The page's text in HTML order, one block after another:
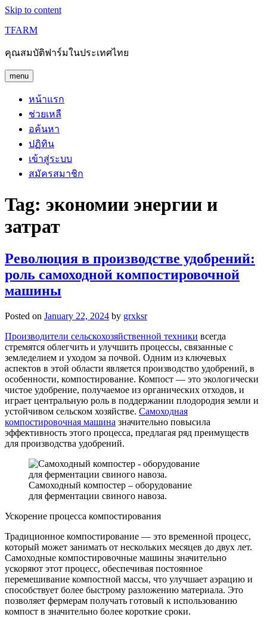
Skip to content
TFARM
คุณสมบัติฟาร์มในประเทศไทย
menu
หน้าแรก
ช่วยเหลื
อค้นหา
ปฏิทิน
เข้าสู่ระบบ
สมัครสมาชิก
Tag: экономии энергии и
затрат
Революция в производстве удобрений:
роль самоходной компостировочной
машины
Posted on January 22, 2024 by grxksr
Производители сельскохозяйственной техники всегда
стремятся облегчить и улучшить процессы, связанные с
земледелием и уходом за почвой. Одним из ключевых
аспектов в этой области является производство удобрений, в
особенности, компостирование. Компост — это экологически
чистое удобрение, получаемое из органических отходов, и
играет центральную роль в поддержании плодородия земли и
устойчивом сельском хозяйстве. Самоходная
компостировочная машина значительно повысила
эффективность этого процесса, предлагая ряд преимуществ
для производства удобрений.
Самоходный компостер – оборудование
для ферментации свиного навоза.
Ускорение процесса компостирования
Традиционное компостирование — это временной процесс,
который может занимать от нескольких месяцев до двух лет.
Самоходные компостировочные машины значительно
ускоряют этот процесс, обеспечивая постоянное
перемешивание компостной массы, что улучшает аэрацию и
способствует более быстрому разложению материала. Это
позволяет фермерам получать готовый к использованию
компост в значительно более короткие сроки.